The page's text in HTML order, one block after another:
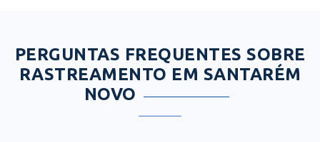
PERGUNTAS FREQUENTES SOBRE
RASTREAMENTO EM SANTARÉM
NOVO